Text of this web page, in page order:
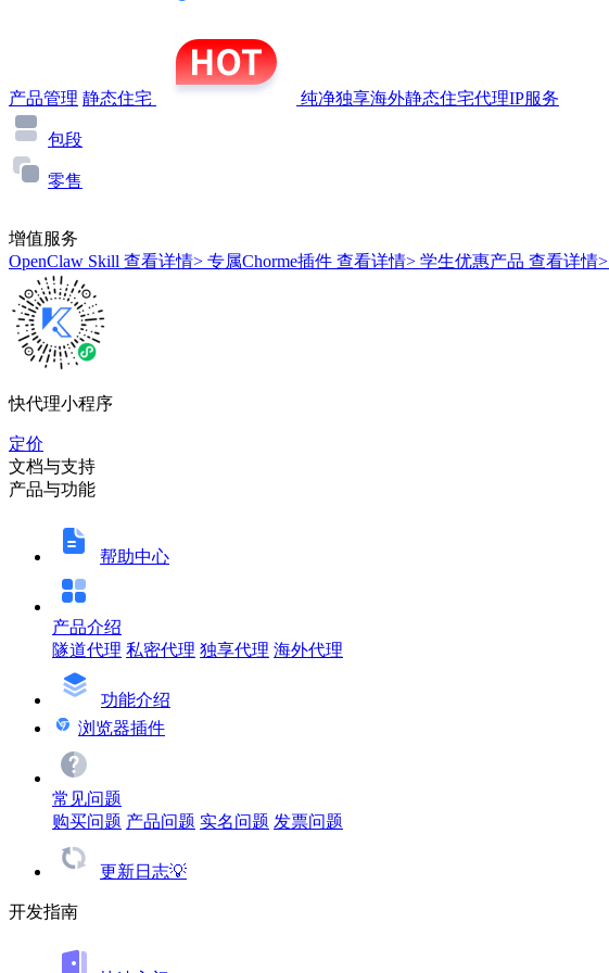
产品管理 静态住宅 纯净独享海外静态住宅代理IP服务
包段
零售
增值服务
OpenClaw Skill 查看详情> 专属Chorme插件 查看详情> 学生优惠产品 查看详情>
快代理小程序
定价
文档与支持
产品与功能
帮助中心
产品介绍
隧道代理 私密代理 独享代理 海外代理
功能介绍
浏览器插件
常见问题
购买问题 产品问题 实名问题 发票问题
更新日志💡
开发指南